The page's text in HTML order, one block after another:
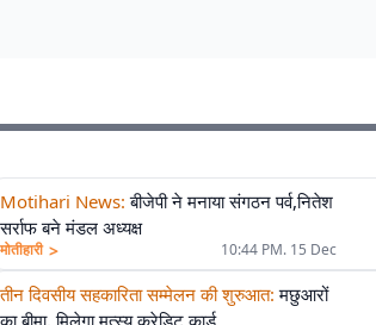
Motihari News: बीजेपी ने मनाया संगठन पर्व,नितेश
सर्राफ बने मंडल अध्यक्ष
मोतीहारी > 10:44 PM. 15 Dec
तीन दिवसीय सहकारिता सम्मेलन की शुरुआत: मछुआरों
का बीमा, मिलेगा मत्स्य क्रेडिट कार्ड